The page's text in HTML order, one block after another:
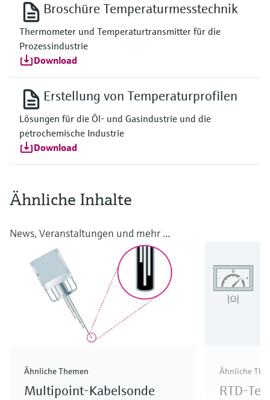
Broschüre Temperaturmesstechnik
Thermometer und Temperaturtransmitter für die
Prozessindustrie
Download
Erstellung von Temperaturprofilen
Lösungen für die Öl- und Gasindustrie und die
petrochemische Industrie
Download
Ähnliche Inhalte
News, Veranstaltungen und mehr ...
Ähnliche Themen
Multipoint-Kabelsonde
Ähnliche
RTD-